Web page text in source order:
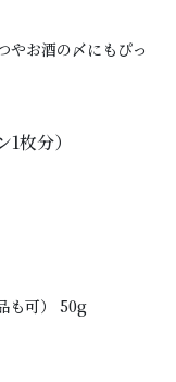
やお酒の〆にもぴっ
枚分）
も可） 50g